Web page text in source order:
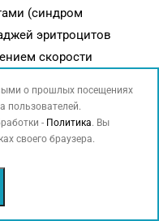
(синдром
эритроцитов
скорости
после приема 300
о прошлых посещениях
пользователей.
- Политика. Вы
своего браузера.